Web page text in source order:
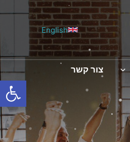
פתח
English
צור קשר